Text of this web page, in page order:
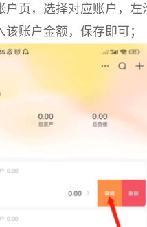
户页，选择对应账户，左
该账户金额，保存即可；